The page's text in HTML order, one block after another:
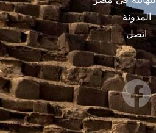
المدونة
اتصل